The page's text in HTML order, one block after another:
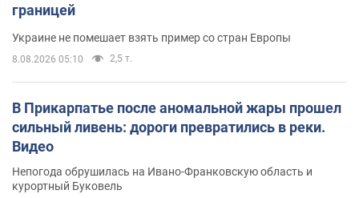
границей
Украине не помешает взять пример со стран Европы
8.08.2026 05:10 2,5 т.
В Прикарпатье после аномальной жары прошел
сильный ливень: дороги превратились в реки.
Видео
Непогода обрушилась на Ивано-Франковскую область и
курортный Буковель